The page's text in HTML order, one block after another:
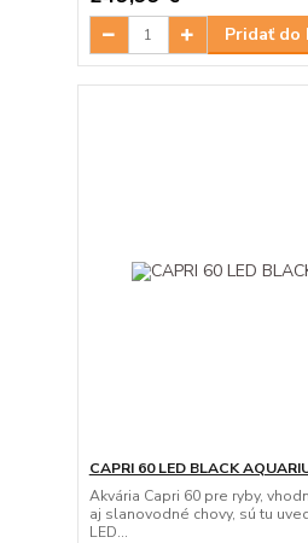
Pridať do
CAPRI 60 LED BLACK
Akvária Capri 60 pre ryby,
aj slanovodné chovy, sú tu
LED...